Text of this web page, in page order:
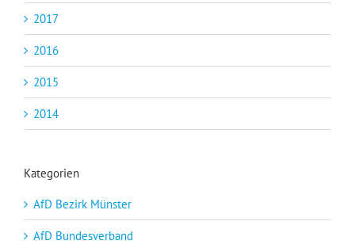
2017
2016
2015
2014
Kategorien
AfD Bezirk Münster
AfD Bundesverband